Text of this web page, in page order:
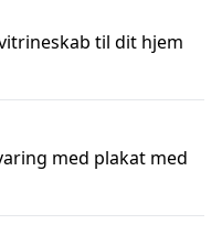
til dit hjem
med plakat med